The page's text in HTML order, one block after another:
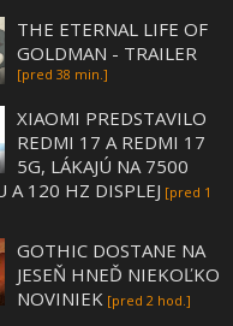
THE ETERNAL LIFE OF
GOLDMAN - TRAILER
[pred 38 min.]
XIAOMI PREDSTAVILO
REDMI 17 A REDMI 17
5G, LÁKAJÚ NA 7500
A 120 HZ DISPLEJ [pred 1
GOTHIC DOSTANE NA
JESEŇ HNEĎ NIEKOĽKO
NOVINIEK [pred 2 hod.]